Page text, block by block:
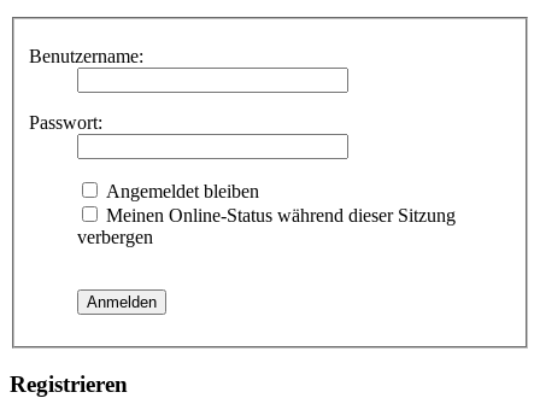
Benutzername:
Passwort:
Angemeldet bleiben
Meinen Online-Status während dieser Sitzung
verbergen
Registrieren